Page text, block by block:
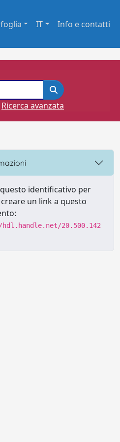
IT Info e contatti
Ricerca avanzata
identificativo per
un link a questo
20.500.142